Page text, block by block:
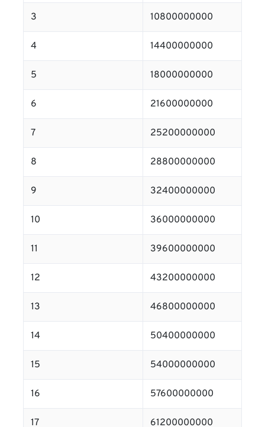
3 10800000000
4 14400000000
5 18000000000
6 21600000000
7 25200000000
8 28800000000
9 32400000000
10 36000000000
11 39600000000
12 43200000000
13 46800000000
14 50400000000
15 54000000000
16 57600000000
17 61200000000